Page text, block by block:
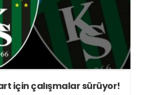
için çalışmalar sürüyor!